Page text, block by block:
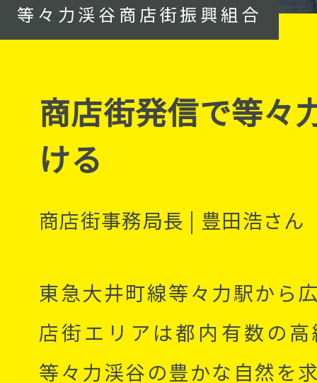
等々力渓谷商店街振興組合
商店街発信で等々
ける
商店街事務局長 | 豊田浩さん
東急大井町線等々力駅から
店街エリアは都内有数の
等々力渓谷の豊かな自然を